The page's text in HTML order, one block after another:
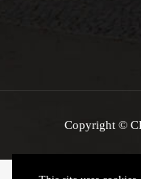
Copyright ©